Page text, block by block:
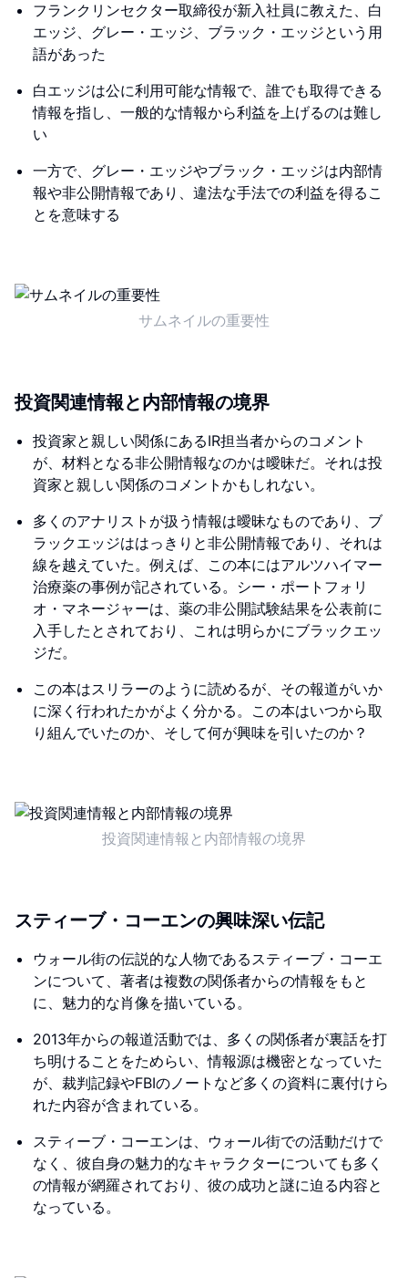
フランクリンセクター取締役が新入社員に教えた、白
エッジ、グレー・エッジ、ブラック・エッジという用
語があった
白エッジは公に利用可能な情報で、誰でも取得できる
情報を指し、一般的な情報から利益を上げるのは難し
い
一方で、グレー・エッジやブラック・エッジは内部情
報や非公開情報であり、違法な手法での利益を得るこ
とを意味する
サムネイルの重要性
投資関連情報と内部情報の境界
投資家と親しい関係にあるIR担当者からのコメント
が、材料となる非公開情報なのかは曖昧だ。それは投
資家と親しい関係のコメントかもしれない。
多くのアナリストが扱う情報は曖昧なものであり、ブ
ラックエッジははっきりと非公開情報であり、それは
線を越えていた。例えば、この本にはアルツハイマー
治療薬の事例が記されている。シー・ポートフォリ
オ・マネージャーは、薬の非公開試験結果を公表前に
入手したとされており、これは明らかにブラックエッ
ジだ。
この本はスリラーのように読めるが、その報道がいか
に深く行われたかがよく分かる。この本はいつから取
り組んでいたのか、そして何が興味を引いたのか？
投資関連情報と内部情報の境界
スティーブ・コーエンの興味深い伝記
ウォール街の伝説的な人物であるスティーブ・コーエ
ンについて、著者は複数の関係者からの情報をもと
に、魅力的な肖像を描いている。
2013年からの報道活動では、多くの関係者が裏話を打
ち明けることをためらい、情報源は機密となっていた
が、裁判記録やFBIのノートなど多くの資料に裏付けら
れた内容が含まれている。
スティーブ・コーエンは、ウォール街での活動だけで
なく、彼自身の魅力的なキャラクターについても多く
の情報が網羅されており、彼の成功と謎に迫る内容と
なっている。